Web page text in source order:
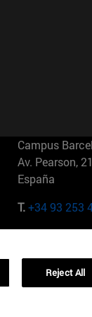
Campus
Av. Pearson,
España
T.+34 93 253
01321001
Reject All